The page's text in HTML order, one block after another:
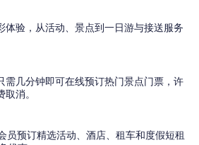
体验，从活动、景点到一日游与接送服务
几分钟即可在线预订热门景点门票，许
消。
员预订精选活动、酒店、租车和度假短租